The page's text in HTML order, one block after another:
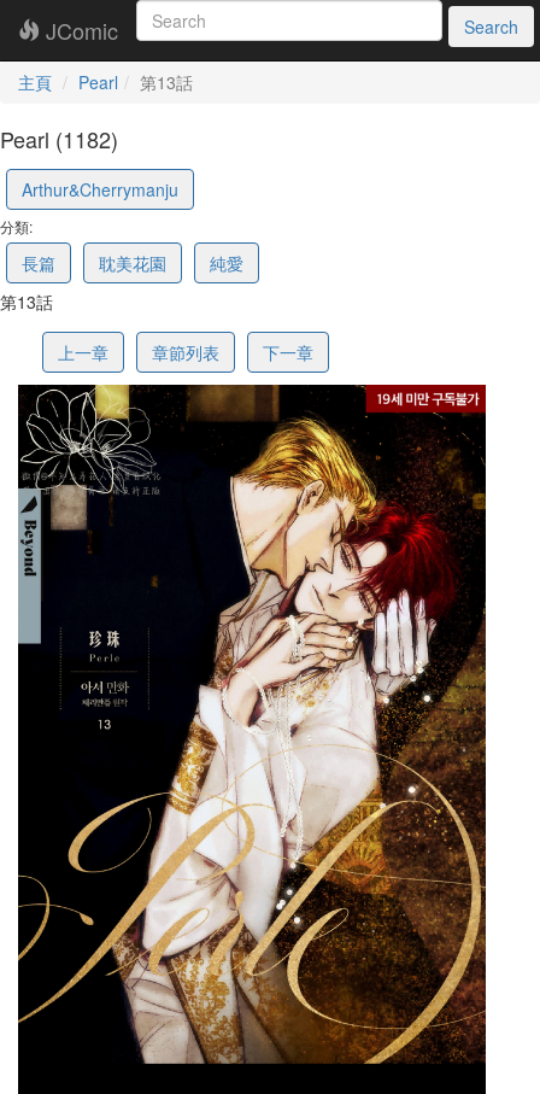
JComic Search
主頁 Pearl 第13話
Pearl (1182)
Arthur&Cherrymanju
分類:
長篇 耽美花園
純愛
第13話
上一章 章節列表 下一章